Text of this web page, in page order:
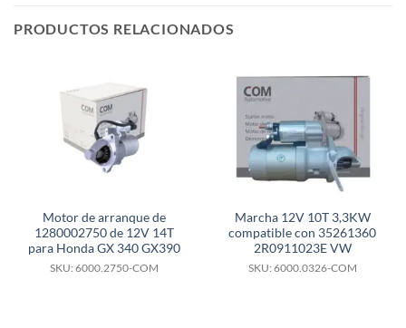
PRODUCTOS RELACIONADOS
Motor de arranque de
1280002750 de 12V 14T
para Honda GX 340 GX390
SKU: 6000.2750-COM
Marcha 12V 10T 3,3KW
compatible con 35261360
2R0911023E VW
SKU: 6000.0326-COM